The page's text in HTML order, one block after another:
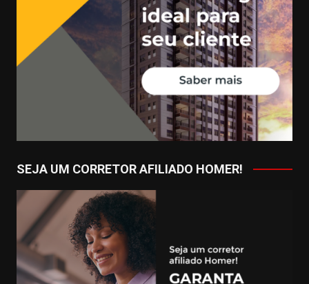
SEJA UM CORRETOR AFILIADO HOMER!